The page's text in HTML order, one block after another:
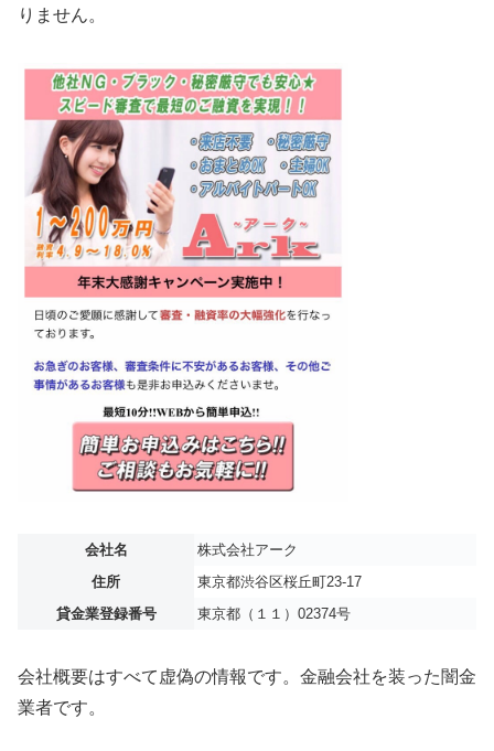
りません。
会社名
株式会社アーク
住所
東京都渋谷区桜丘町23-17
貸金業登録番号
東京都（１１）02374号
会社概要はすべて虚偽の情報です。金融会社を装った闇金
業者です。